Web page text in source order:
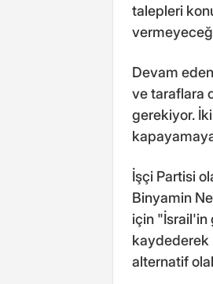
talepleri
Devam
ve taraflara
gerekiyor.
İşçi Partisi
Binyamin
için "İsrail'in
kaydederek
alternatif